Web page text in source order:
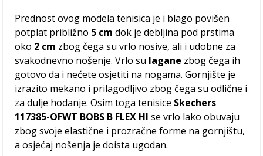
Prednost ovog modela tenisica je i blago povišen
potplat približno 5 cm dok je debljina pod prstima
oko 2 cm zbog čega su vrlo nosive, ali i udobne za
svakodnevno nošenje. Vrlo su lagane zbog čega ih
gotovo da i nećete osjetiti na nogama. Gornjište je
izrazito mekano i prilagodljivo zbog čega su odlične i
za dulje hodanje. Osim toga tenisice Skechers
117385-OFWT BOBS B FLEX HIse vrlo lako obuvaju
zbog svoje elastične i prozračne forme na gornjištu,
a osjećaj nošenja je doista ugodan.